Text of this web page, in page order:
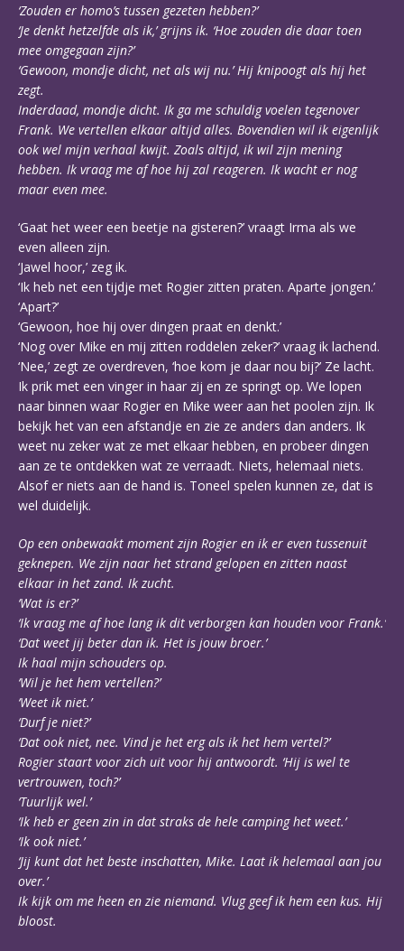
‘Zouden er homo’s tussen gezeten hebben?’
‘Je denkt hetzelfde als ik,’ grijns ik. ‘Hoe zouden die daar toen
mee omgegaan zijn?’
‘Gewoon, mondje dicht, net als wij nu.’ Hij knipoogt als hij het
zegt.
Inderdaad, mondje dicht. Ik ga me schuldig voelen tegenover
Frank. We vertellen elkaar altijd alles. Bovendien wil ik eigenlijk
ook wel mijn verhaal kwijt. Zoals altijd, ik wil zijn mening
hebben. Ik vraag me af hoe hij zal reageren. Ik wacht er nog
maar even mee.
‘Gaat het weer een beetje na gisteren?’ vraagt Irma als we
even alleen zijn.
‘Jawel hoor,’ zeg ik.
‘Ik heb net een tijdje met Rogier zitten praten. Aparte jongen.’
‘Apart?’
‘Gewoon, hoe hij over dingen praat en denkt.’
‘Nog over Mike en mij zitten roddelen zeker?’ vraag ik lachend.
‘Nee,’ zegt ze overdreven, ‘hoe kom je daar nou bij?’ Ze lacht.
Ik prik met een vinger in haar zij en ze springt op. We lopen
naar binnen waar Rogier en Mike weer aan het poolen zijn. Ik
bekijk het van een afstandje en zie ze anders dan anders. Ik
weet nu zeker wat ze met elkaar hebben, en probeer dingen
aan ze te ontdekken wat ze verraadt. Niets, helemaal niets.
Alsof er niets aan de hand is. Toneel spelen kunnen ze, dat is
wel duidelijk.
Op een onbewaakt moment zijn Rogier en ik er even tussenuit
geknepen. We zijn naar het strand gelopen en zitten naast
elkaar in het zand. Ik zucht.
‘Wat is er?’
‘Ik vraag me af hoe lang ik dit verborgen kan houden voor Frank.’
‘Dat weet jij beter dan ik. Het is jouw broer.’
Ik haal mijn schouders op.
‘Wil je het hem vertellen?’
‘Weet ik niet.’
‘Durf je niet?’
‘Dat ook niet, nee. Vind je het erg als ik het hem vertel?’
Rogier staart voor zich uit voor hij antwoordt. ‘Hij is wel te
vertrouwen, toch?’
‘Tuurlijk wel.’
‘Ik heb er geen zin in dat straks de hele camping het weet.’
‘Ik ook niet.’
‘Jij kunt dat het beste inschatten, Mike. Laat ik helemaal aan jou
over.’
Ik kijk om me heen en zie niemand. Vlug geef ik hem een kus. Hij
bloost.